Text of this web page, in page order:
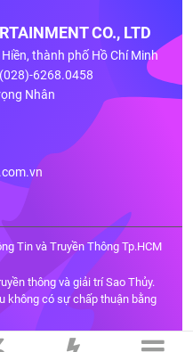
CO., LTD
thành phố Hồ Chí Minh
6268.0458
Nhân
Tin và Truyền Thông Tp.HCM
thông và giải trí Sao Thủy.
không có sự chấp thuận bằng